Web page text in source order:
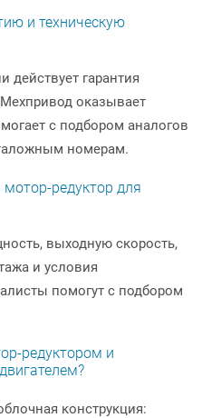
и техническую
действует гарантия
оказывает
с подбором аналогов
номерам.
редуктор для
выходную скорость,
и условия
помогут с подбором
редуктором и
конструкция: